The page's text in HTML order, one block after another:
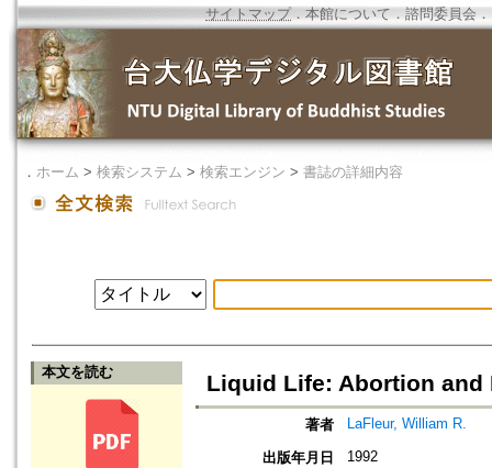
サイトマップ．本館について ． 諮問委員会 ．
． ホーム > 検索システム > 検索エンジン > 書誌の詳細内容
本文を読む Liquid Life: Abortion
著者 LaFleur, William R.
出版年月日 1992